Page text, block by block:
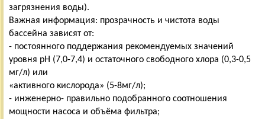
загрязнения воды).
Важная информация: прозрачность и чистота воды
бассейна зависят от:
- постоянного поддержания рекомендуемых значений
уровня рН (7,0-7,4) и остаточного свободного хлора (0,3-0,5
мг/л) или
«активного кислорода» (5-8мг/л);
- инженерно- правильно подобранного соотношения
мощности насоса и объёма фильтра;